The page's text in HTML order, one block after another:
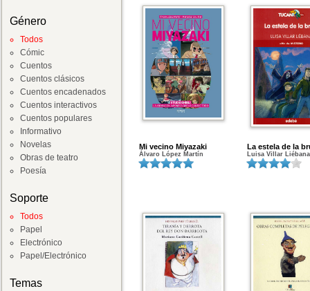
Género
Todos
Cómic
Cuentos
Cuentos clásicos
Cuentos encadenados
Cuentos interactivos
Cuentos populares
Informativo
Novelas
Obras de teatro
Poesía
Soporte
Todos
Papel
Electrónico
Papel/Electrónico
Temas
Mi vecino Miyazaki
Álvaro López Martín
La estela de la
Luisa Villar Liébana